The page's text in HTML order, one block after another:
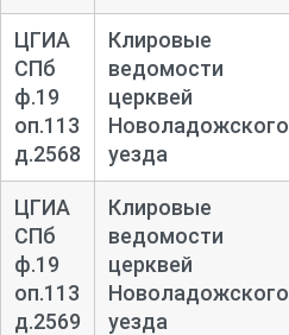
ЦГИА
СПб
ф.19
оп.113
д.2568
Клировые
ведомости
церквей
Новоладожского
уезда
ЦГИА
СПб
ф.19
оп.113
д.2569
Клировые
ведомости
церквей
Новоладожского
уезда